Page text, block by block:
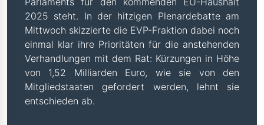
2025 steht. In der hitzigen Plenardebatte am
Mittwoch skizzierte die EVP-Fraktion dabei noch
einmal klar ihre Prioritäten für die anstehenden
Verhandlungen mit dem Rat: Kürzungen in Höhe
von 1,52 Milliarden Euro, wie sie von den
Mitgliedstaaten gefordert werden, lehnt sie
entschieden ab.